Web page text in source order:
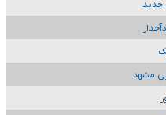
جدید
مشهد